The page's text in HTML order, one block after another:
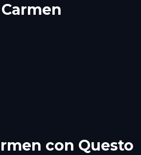
con Questo